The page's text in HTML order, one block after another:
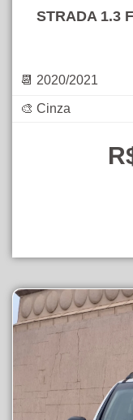
STRADA 1.3
📆 2020/2021
🎨 Cinza